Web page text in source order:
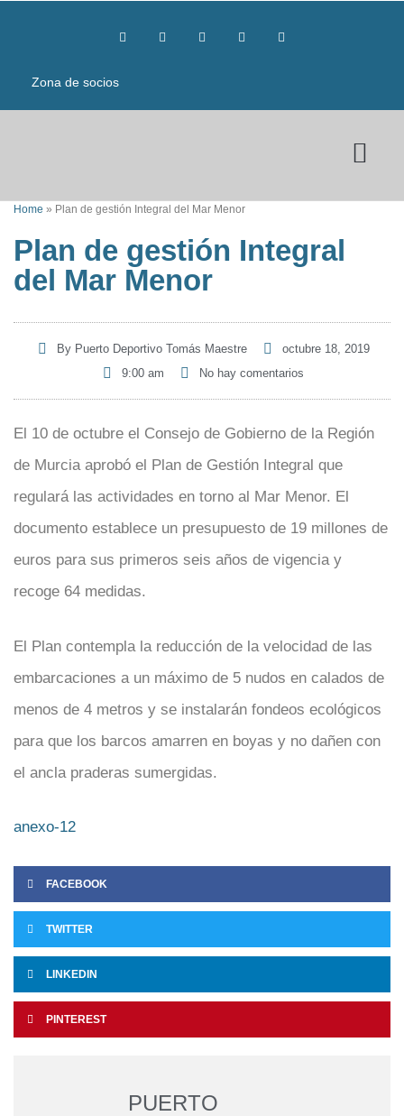
Zona de socios
Home » Plan de gestión Integral del Mar Menor
Plan de gestión Integral
del Mar Menor
ByPuerto Deportivo Tomás Maestre
octubre 18, 2019
9:00 am
No hay comentarios
El 10 de octubre el Consejo de Gobierno de la Región
de Murcia aprobó el Plan de Gestión Integral que
regulará las actividades en torno al Mar Menor. El
documento establece un presupuesto de 19 millones de
euros para sus primeros seis años de vigencia y
recoge 64 medidas.
El Plan contempla la reducción de la velocidad de las
embarcaciones a un máximo de 5 nudos en calados de
menos de 4 metros y se instalarán fondeos ecológicos
para que los barcos amarren en boyas y no dañen con
el ancla praderas sumergidas.
anexo-12
FACEBOOK
TWITTER
LINKEDIN
PINTEREST
PUERTO